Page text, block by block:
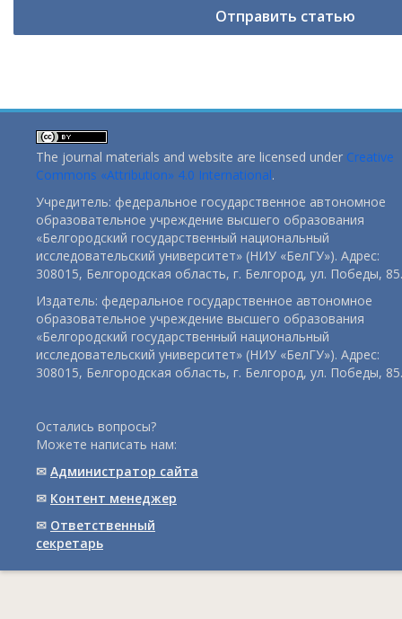
Отправить статью
The journal materials and website are licensed under Creative
Commons «Attribution» 4.0 International.
Учредитель: федеральное государственное автономное
образовательное учреждение высшего образования
«Белгородский государственный национальный
исследовательский университет» (НИУ «БелГУ»). Адрес:
308015, Белгородская область, г. Белгород, ул. Победы, 85.
Издатель: федеральное государственное автономное
образовательное учреждение высшего образования
«Белгородский государственный национальный
исследовательский университет» (НИУ «БелГУ»). Адрес:
308015, Белгородская область, г. Белгород, ул. Победы, 85.
Остались вопросы?
Можете написать нам:
✉ Администратор сайта
✉ Контент менеджер
✉ Ответственный
cекретарь